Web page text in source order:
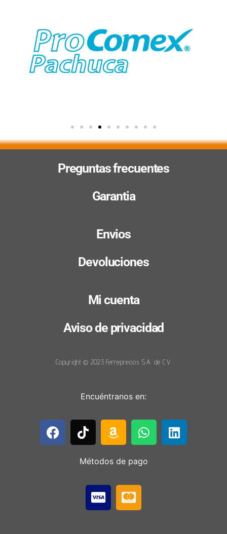
Preguntas frecuentes
Garantia
Envios
Devoluciones
Mi cuenta
Aviso de privacidad
Copyright © 2023 Ferreprecios S.A. de C.V.
Encuéntranos en:
Métodos de pago